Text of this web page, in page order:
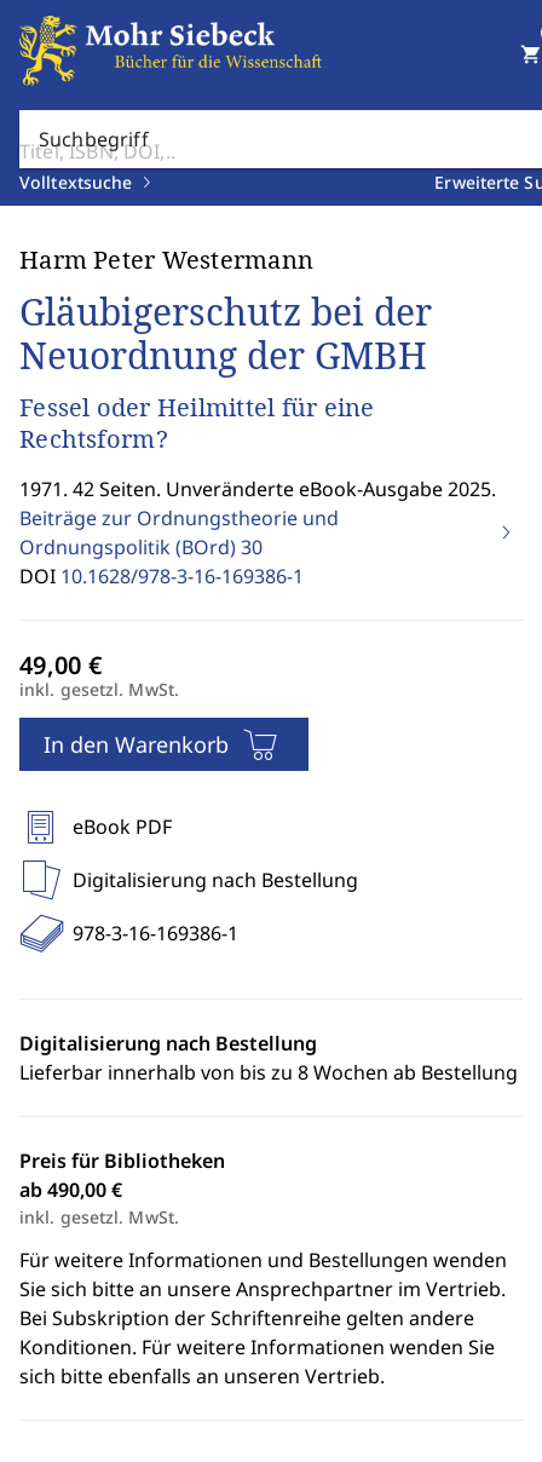
Suchbegriff
Volltextsuche Erweiterte
shopping_cart
Harm Peter Westermann
Gläubigerschutz bei der
Neuordnung der GMBH
Fessel oder Heilmittel für eine
Rechtsform?
1971. 42 Seiten. Unveränderte eBook-Ausgabe 2025.
Beiträge zur Ordnungstheorie und
Ordnungspolitik (BOrd)30
DOI 10.1628/978-3-16-169386-1
inkl. gesetzl. MwSt.
In den Warenkorb
eBook PDF
Digitalisierung nach Bestellung
978-3-16-169386-1
Digitalisierung nach Bestellung
Lieferbar innerhalb von bis zu 8 Wochen ab Bestellung
Preis für Bibliotheken
ab 490,00 €
inkl. gesetzl. MwSt.
Für weitere Informationen und Bestellungen wenden
Sie sich bitte an unsere Ansprechpartner im Vertrieb.
Bei Subskription der Schriftenreihe gelten andere
Konditionen. Für weitere Informationen wenden Sie
sich bitte ebenfalls an unseren Vertrieb.